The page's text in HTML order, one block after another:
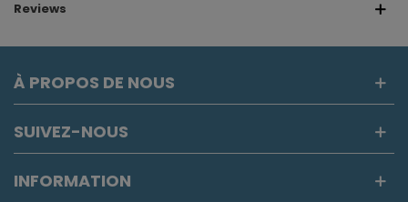
Reviews
À PROPOS DE NOUS
SUIVEZ-NOUS
INFORMATION